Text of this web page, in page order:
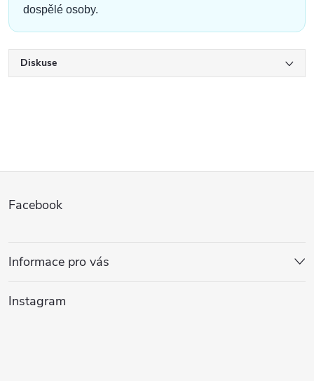
dospělé osoby.
Diskuse
p
a
Facebook
Informace pro vás
Instagram